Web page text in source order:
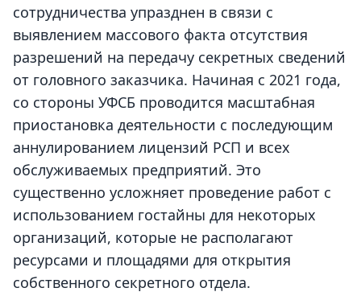
сотрудничества упразднен в связи с
выявлением массового факта отсутствия
разрешений на передачу секретных сведений
от головного заказчика. Начиная с 2021 года,
со стороны УФСБ проводится масштабная
приостановка деятельности с последующим
аннулированием лицензий РСП и всех
обслуживаемых предприятий. Это
существенно усложняет проведение работ с
использованием гостайны для некоторых
организаций, которые не располагают
ресурсами и площадями для открытия
собственного секретного отдела.